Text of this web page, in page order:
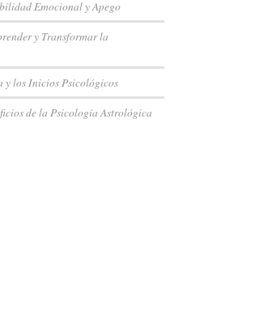
Emocional y Apego
y Transformar la
y los Inicios Psicológicos
de la Psicología Astrológica